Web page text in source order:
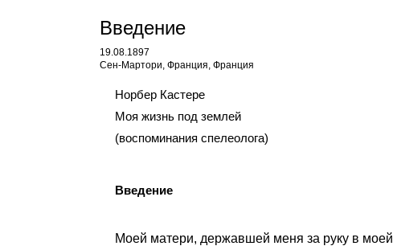
Введение
19.08.1897
Сен-Мартори, Франция, Франция
Норбер Кастере
Моя жизнь под землей
(воспоминания спелеолога)
Введение
Моей матери, державшей меня за руку в моей